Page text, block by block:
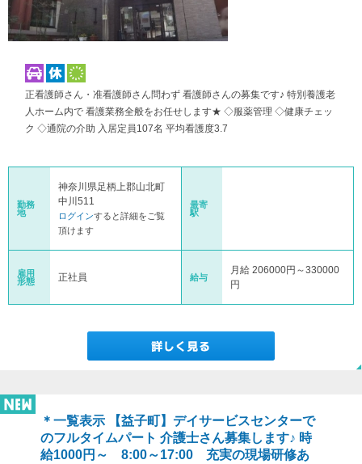
正看護師さん・准看護師さん問わず 看護師さんの募集です♪ 特別養護老
人ホーム内で 看護業務全般をお任せします★ ◇服薬管理 ◇健康チェッ
ク ◇通院の介助 入居定員107名 平均看護度3.7
勤務
地
神奈川県足柄上郡山北町
中川511
ログインすると詳細をご覧
頂けます
最寄
駅
雇用
形態
正社員 給与
月給 206000円～330000
円
＊一覧表示 【益子町】デイサービスセンターで
のフルタイムパート 介護士さん募集します♪ 時
給1000円～ 8:00～17:00 充実の現場研修あ